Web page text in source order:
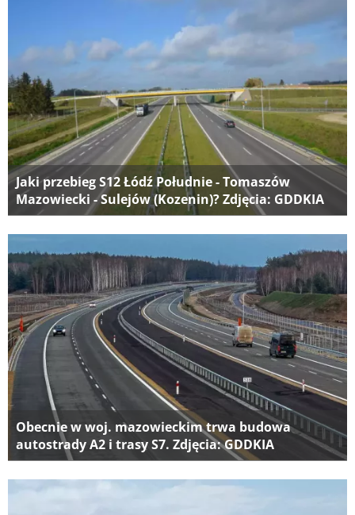
Jaki przebieg S12 Łódź Południe - Tomaszów
Mazowiecki - Sulejów (Kozenin)? Zdjęcia: GDDKIA
Obecnie w woj. mazowieckim trwa budowa
autostrady A2 i trasy S7. Zdjęcia: GDDKIA